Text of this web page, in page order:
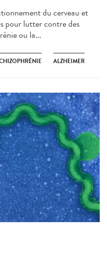
du cerveau et
pour lutter contre des
ou la...
ALZHEIMER